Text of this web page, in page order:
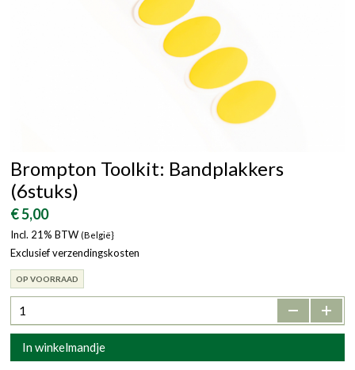
Brompton Toolkit: Bandplakkers
(6stuks)
€ 5,00
Incl. 21% BTW (België}
Exclusief verzendingskosten
OP VOORRAAD
In winkelmandje